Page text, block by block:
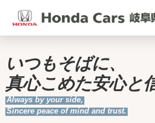
いつもそばに、
真心こめた安心と
Always by your side,
Sincere peace of mind and trust.